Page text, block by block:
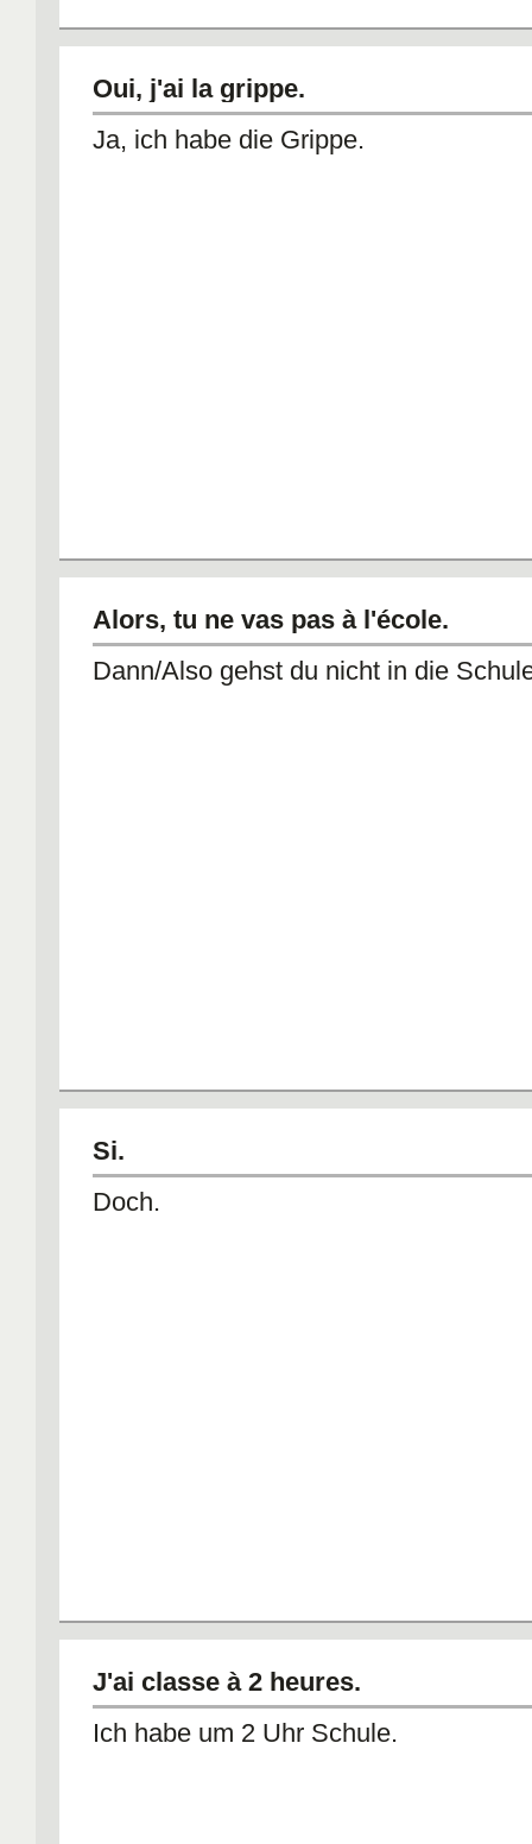
Oui, j'ai la grippe.
Ja, ich habe die Grippe.
Alors, tu ne vas pas à l'école.
Dann/Also gehst du nicht in die
Si.
Doch.
J'ai classe à 2 heures.
Ich habe um 2 Uhr Schule.